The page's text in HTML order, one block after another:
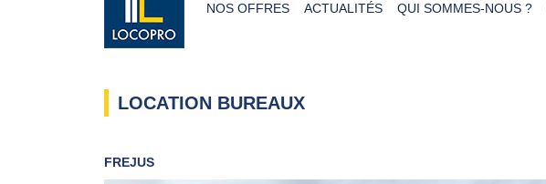
NOS OFFRES ACTUALITÉS QUI SOMMES-NOUS ?
LOCATION BUREAUX
FREJUS